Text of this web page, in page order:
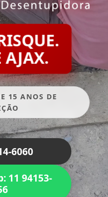
AJAX.
15 ANOS DE
6060
11 94153-